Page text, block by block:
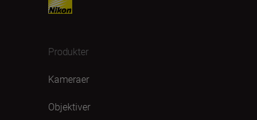
Produkter
Kameraer
Objektiver